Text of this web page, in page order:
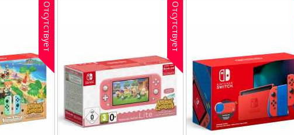
Отсутствует Отсутствует